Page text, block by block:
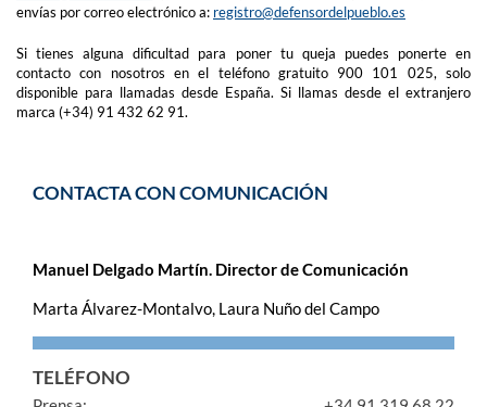
envías por correo electrónico a: registro@defensordelpueblo.es
Si tienes alguna dificultad para poner tu queja puedes ponerte en
contacto con nosotros en el teléfono gratuito 900 101 025, solo
disponible para llamadas desde España. Si llamas desde el extranjero
marca (+34) 91 432 62 91.
CONTACTA CON COMUNICACIÓN
Manuel Delgado Martín. Director de Comunicación
Marta Álvarez-Montalvo, Laura Nuño del Campo
TELÉFONO